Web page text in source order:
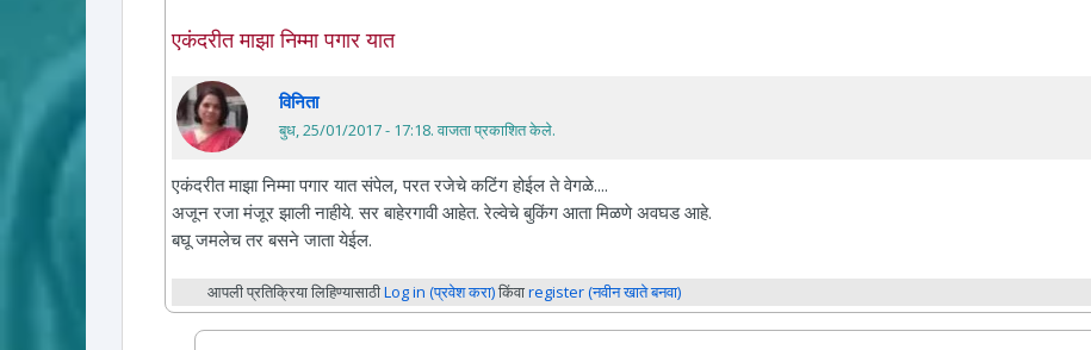
एकंदरीत माझा निम्मा पगार यात
विनिता
बुध, 25/01/2017 - 17:18. वाजता प्रकाशित केले.
एकंदरीत माझा निम्मा पगार यात संपेल, परत रजेचे कटिंग होईल ते वेगळे....
अजून रजा मंजूर झाली नाहीये. सर बाहेरगावी आहेत. रेल्वेचे बुकिंग आता मिळणे अवघड आहे.
बघू जमलेच तर बसने जाता येईल.
आपली प्रतिक्रिया लिहिण्यासाठीLog in (प्रवेश करा)किंवाregister (नवीन खाते बनवा)